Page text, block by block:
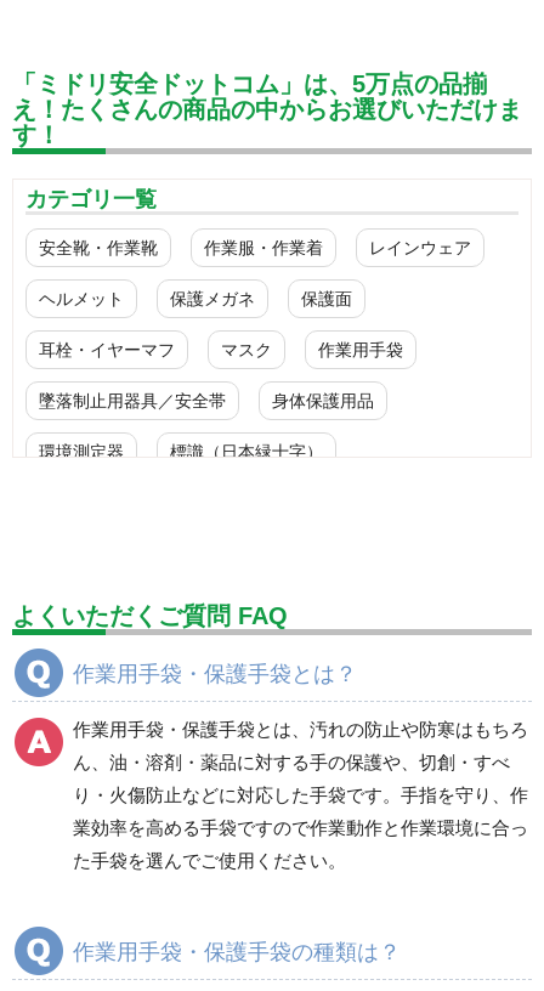
「ミドリ安全ドットコム」は、5万点の品揃
え！たくさんの商品の中からお選びいただけま
す！
カテゴリ一覧
安全靴・作業靴 作業服・作業着 レインウェア
ヘルメット 保護メガネ 保護面
耳栓・イヤーマフ マスク 作業用手袋
墜落制止用器具／安全帯 身体保護用品
環境測定器 標識（日本緑十字）
設備用品・作業補助用品 工事作業用品
分煙対策機器
電気保守用品 ワイパー クリーンルーム対策用品
防災グッズ（防災セット） 救急医療品
健康管理器具 季節商品 ウイルス対策用品
商品カテゴリ一覧
よくいただくご質問 FAQ
作業用手袋・保護手袋とは？
作業用手袋・保護手袋とは、汚れの防止や防寒はもちろ
ん、油・溶剤・薬品に対する手の保護や、切創・すべ
り・火傷防止などに対応した手袋です。手指を守り、作
業効率を高める手袋ですので作業動作と作業環境に合っ
た手袋を選んでご使用ください。
作業用手袋・保護手袋の種類は？